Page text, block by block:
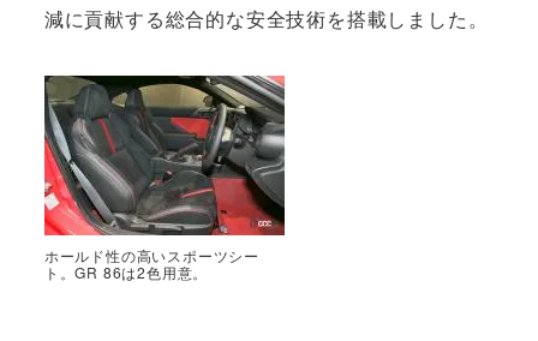
減に貢献する総合的な安全技術を搭載しました。
ホールド性の高いスポーツシー
ト。GR 86は2色用意。